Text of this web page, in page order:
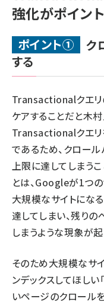
強化がポイント
ポイント①
ク
する
Transactionalクエリ
ケアすることだと木村
Transactionalクエリ
であるため、クロール
上限に達してしまう
とは、Googleが1つ
大規模なサイトにな
達してしまい、残り
しまうような現象が
そのため大規模なサ
ンデックスしてほしい
いページのクロール